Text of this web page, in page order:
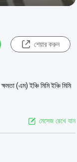
শেয়ার করুন
(এম) ইঞ্চি মিমি ইঞ্চি মিমি
মেসেজ রেখে যান